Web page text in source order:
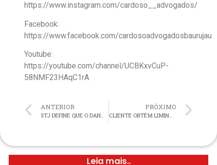
https://www.instagram.com/cardoso__advogados/
Facebook:
https://www.facebook.com/cardosoadvogadosbaurujau
Youtube:
https://youtube.com/channel/UCBKxvCuP-
58NMF23HAqC1rA
ANTERIOR
STJ DEFINE QUE O DANO MORAL POR ATRASO NO VOO EXIGE PROVA DE FATO EXTRAORDINÁRIO.
PRÓXIMO
CLIENTE OBTÉM LIMINAR DA JUSTIÇA PARA OBRIGAR A TIM A RELIGAR CELULAR QUE FOI DESLIGADO INDEVIDAMENTE.
Leia mais..